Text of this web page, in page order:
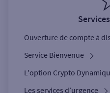
Ouverture de compte à
Service Bienvenue
L'option Crypto
Les services d’urgence